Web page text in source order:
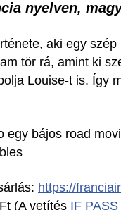
nyelven,
aki egy
tör rá, amint ki
Louise-t is. Így
egy bájos road
https://
(A vetítés IF PASS